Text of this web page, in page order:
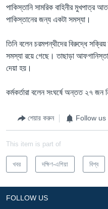
পাকিস্তানি সামরিক বাহিনীর মুখপাত্র
পাকিস্তানের জন্য একটা সমস্যা।
তিনি বলেন চরমপন্থীদের বিরুদ্ধে
সমস্যা রয়ে গেছে। তাছাড়া
দেয়া হয়।
কর্মকর্তারা বলেন সংঘর্ষে অন্তত ২৭ জন
শেয়ার করুন Follow us
This item is part of
খবর দক্ষিণ-এশিয়া বিশ্ব
FOLLOW US